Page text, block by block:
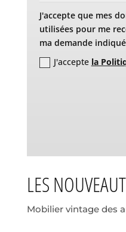
J'accepte que mes
utilisées pour me
ma demande
J'accepte la
LES
Mobilier vintage des